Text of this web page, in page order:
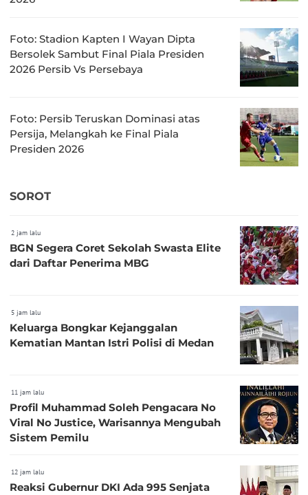
Foto: Stadion Kapten I Wayan Dipta
Bersolek Sambut Final Piala Presiden
2026 Persib Vs Persebaya
Foto: Persib Teruskan Dominasi atas
Persija, Melangkah ke Final Piala
Presiden 2026
SOROT
2 jam lalu
BGN Segera Coret Sekolah Swasta Elite
dari Daftar Penerima MBG
5 jam lalu
Keluarga Bongkar Kejanggalan
Kematian Mantan Istri Polisi di Medan
11 jam lalu
Profil Muhammad Soleh Pengacara No
Viral No Justice, Warisannya Mengubah
Sistem Pemilu
12 jam lalu
Reaksi Gubernur DKI Ada 995 Senjata